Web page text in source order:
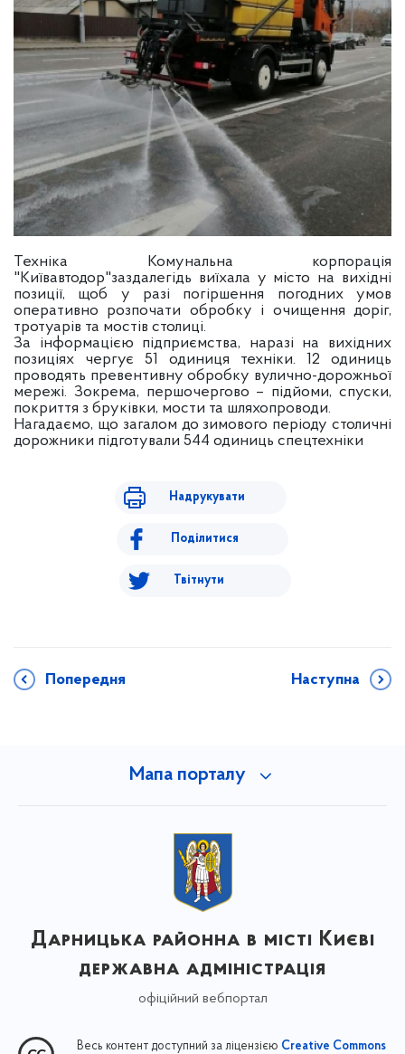
Техніка Комунальна корпорація
"Київавтодор"заздалегідь виїхала у місто на вихідні
позиції, щоб у разі погіршення погодних умов
оперативно розпочати обробку і очищення доріг,
тротуарів та мостів столиці.
За інформацією підприємства, наразі на вихідних
позиціях чергує 51 одиниця техніки. 12 одиниць
проводять превентивну обробку вулично-дорожньої
мережі. Зокрема, першочергово – підйоми, спуски,
покриття з бруківки, мости та шляхопроводи.
Нагадаємо, що загалом до зимового періоду столичні
дорожники підготували 544 одиниць спецтехніки
Надрукувати
Поділитися
Твітнути
Попередня Наступна
Мапа порталу
Дарницька районна в місті Києві
державна адміністрація
офіційний вебпортал
Весь контент доступний за ліцензією Creative Commons